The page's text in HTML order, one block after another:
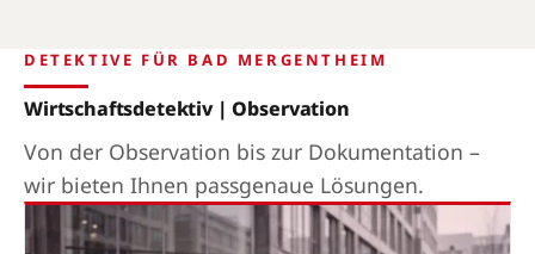
DETEKTIVE FÜR BAD MERGENTHEIM
Wirtschaftsdetektiv | Observation
Von der Observation bis zur Dokumentation –
wir bieten Ihnen passgenaue Lösungen.